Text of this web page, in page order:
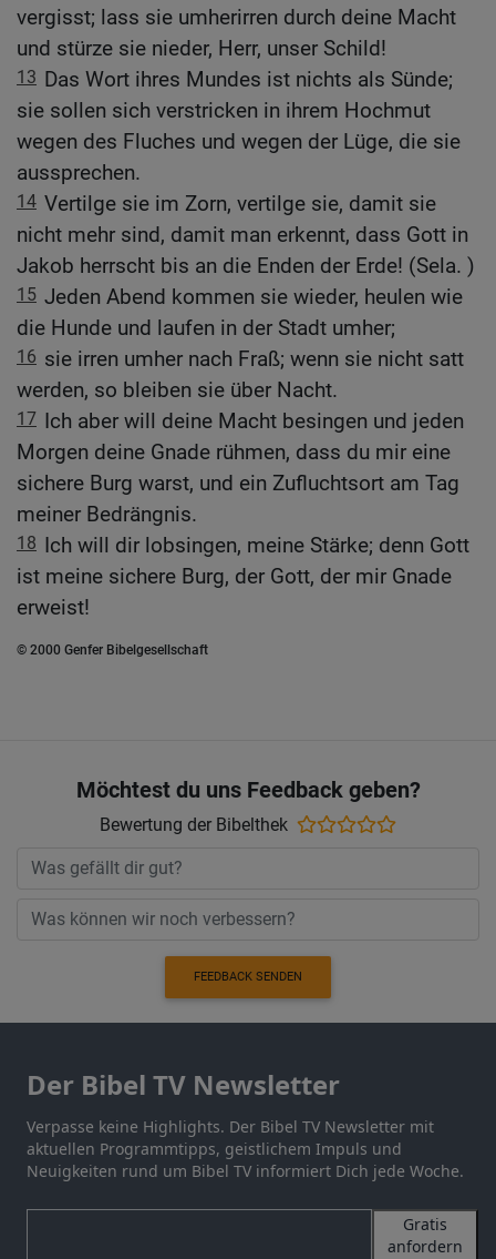
vergisst; lass sie umherirren durch deine Macht
und stürze sie nieder, Herr, unser Schild!
13 Das Wort ihres Mundes ist nichts als Sünde;
sie sollen sich verstricken in ihrem Hochmut
wegen des Fluches und wegen der Lüge, die sie
aussprechen.
14 Vertilge sie im Zorn, vertilge sie, damit sie
nicht mehr sind, damit man erkennt, dass Gott in
Jakob herrscht bis an die Enden der Erde! (Sela. )
15 Jeden Abend kommen sie wieder, heulen wie
die Hunde und laufen in der Stadt umher;
16 sie irren umher nach Fraß; wenn sie nicht satt
werden, so bleiben sie über Nacht.
17 Ich aber will deine Macht besingen und jeden
Morgen deine Gnade rühmen, dass du mir eine
sichere Burg warst, und ein Zufluchtsort am Tag
meiner Bedrängnis.
18 Ich will dir lobsingen, meine Stärke; denn Gott
ist meine sichere Burg, der Gott, der mir Gnade
erweist!
© 2000 Genfer Bibelgesellschaft
Möchtest du uns Feedback geben?
Bewertung der Bibelthek
FEEDBACK SENDEN
Der Bibel TV Newsletter
Verpasse keine Highlights. Der Bibel TV Newsletter mit
aktuellen Programmtipps, geistlichem Impuls und
Neuigkeiten rund um Bibel TV informiert Dich jede Woche.
Gratis
anfordern